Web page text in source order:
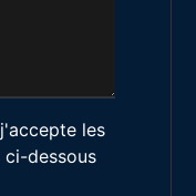
les
dessous